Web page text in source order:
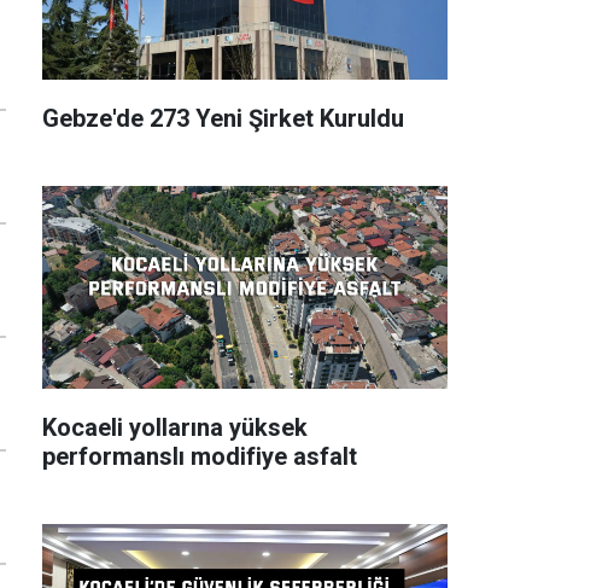
Gebze'de 273 Yeni Şirket Kuruldu
Kocaeli yollarına yüksek
performanslı modifiye asfalt